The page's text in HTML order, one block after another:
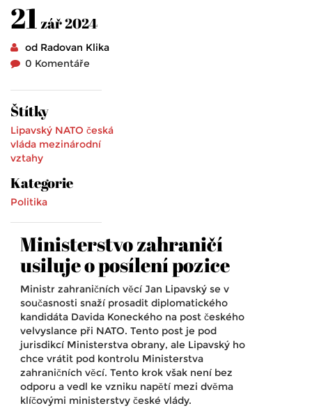
21zář 2024
od Radovan Klika
0 Komentáře
Štítky
Lipavský NATO česká
vláda mezinárodní
vztahy
Kategorie
Politika
Ministerstvo zahraničí
usiluje o posílení pozice
Ministr zahraničních věcí Jan Lipavský se v
současnosti snaží prosadit diplomatického
kandidáta Davida Koneckého na post českého
velvyslance při NATO. Tento post je pod
jurisdikcí Ministerstva obrany, ale Lipavský ho
chce vrátit pod kontrolu Ministerstva
zahraničních věcí. Tento krok však není bez
odporu a vedl ke vzniku napětí mezi dvěma
klíčovými ministerstvy české vlády.